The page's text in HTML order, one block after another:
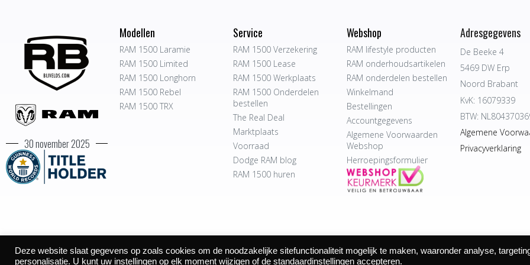
30 november 2025
Modellen
RAM 1500 Laramie
RAM 1500 Limited
RAM 1500 Longhorn
RAM 1500 Rebel
RAM 1500 TRX
Service
RAM 1500 Verzekering
RAM 1500 Lease
RAM 1500 Werkplaats
RAM 1500 Onderdelen
bestellen
The Real Deal
Marktplaats
Voorraad
Dodge RAM blog
RAM 1500 huren
Webshop
RAM lifestyle producten
RAM onderhoudsartikelen
RAM onderdelen bestellen
Winkelmand
Bestellingen
Accountgegevens
Algemene Voorwaarden
Webshop
Herroepingsformulier
Adresgegevens
De Beeke 4
5469 DW Erp
Noord Brabant
KvK: 16079339
BTW:
Algemene
Privacyverklaring
©2026 Autocentrum Bijvelds BV. De Beeke 4, 5469 DW Erp | website door
Deze website slaat gegevens op zoals cookies om de noodzakelijke sitefunctionaliteit mogelijk te maken, waaronder analyse,
personalisatie. U kunt uw instellingen op elk moment wijzigen of de standaardinstellingen accepteren.